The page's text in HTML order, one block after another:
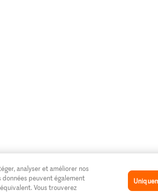
analyser et améliorer nos
peuvent également
Vous trouverez